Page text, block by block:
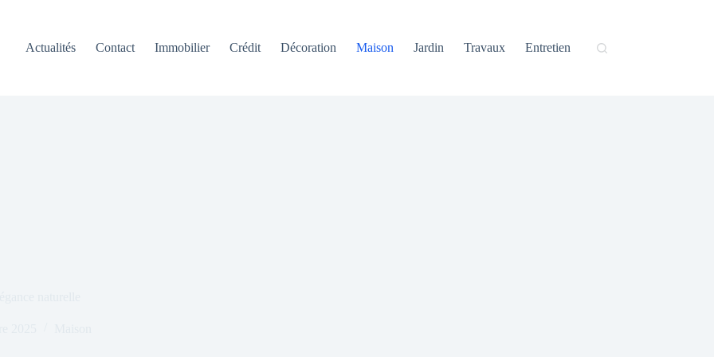
Actualités
Contact Immobilier Crédit Décoration Maison Jardin Travaux Entretien